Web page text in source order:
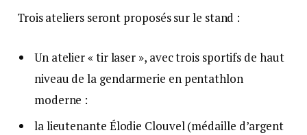
Trois ateliers seront proposés sur le stand :
Un atelier « tir laser », avec trois sportifs de haut
niveau de la gendarmerie en pentathlon
moderne :
la lieutenante Élodie Clouvel (médaille d’argent